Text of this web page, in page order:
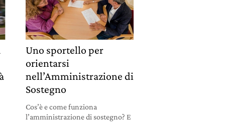
Uno sportello per
orientarsi
nell’Amministrazione di
Sostegno
Cos’è e come funziona
l’amministrazione di sostegno? E